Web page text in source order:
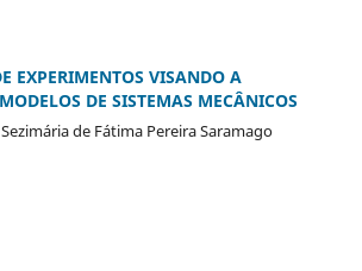
EXPERIMENTOS VISANDO A
DE SISTEMAS MECÂNICOS
de Fátima Pereira Saramago